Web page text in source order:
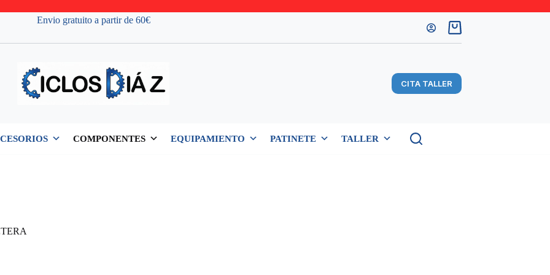
Envio gratuito a partir de 60€
Carro
de
CITA TALLER
COMPONENTES EQUIPAMIENTO PATINETE TALLER